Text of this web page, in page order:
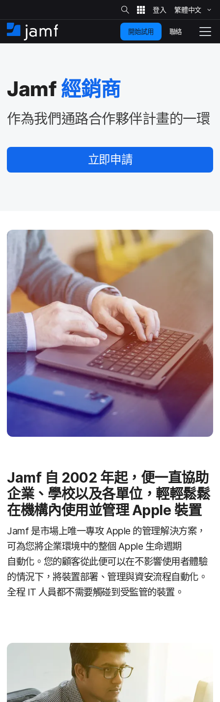
​
至
​
內
容
網
站
​搜
尋
繁體​中文
住
家
切
換
開始試用 聯絡
Jamf 經​銷商
作​為​我們​通路​合作​夥伴​計畫​的​一​環
立即​申請
Jamf 自 2002 年​起，​便​一直​協助​
企業、​學校​以及​各​單位，​輕輕​鬆鬆​
在​機構​內​使用​並​管理Apple裝置
Jamf 是​市場​上唯​一​專攻Apple 的​管理​解決​方案，​
可​為​您​將​企業​環境​中​的​整個 Apple 生命​週期​
自動化。​您​的​顧客​從​此​便​可以​在​不​影響​使用​者​體驗​
的​情況​下，​將​裝置​部署、​管理​與​資安​流程​自動化。​
全程 IT 人員​都​不​需要​觸碰​到​受​監管​的​裝置。